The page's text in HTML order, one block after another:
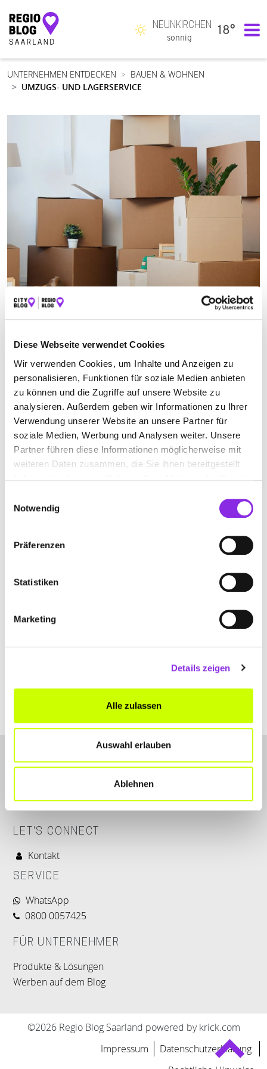
Diese Webseite verwendet Cookies
Wir verwenden Cookies, um Inhalte und Anzeigen zu
personalisieren, Funktionen für soziale Medien anbieten
zu können und die Zugriffe auf unsere Website zu
analysieren. Außerdem geben wir Informationen zu Ihrer
Verwendung unserer Website an unsere Partner für
soziale Medien, Werbung und Analysen weiter. Unsere
Partner führen diese Informationen möglicherweise mit
weiteren Daten zusammen, die Sie ihnen bereitgestellt
Notwendig
Präferenzen
Statistiken
Marketing
Details zeigen
Alle zulassen
Auswahl erlauben
Ablehnen
Hauptnavigation
NEUNKIRCHEN
sonnig
18°
UNTERNEHMEN ENTDECKEN
BAUEN & WOHNEN
UMZUGS- UND LAGERSERVICE
Suchen nach
Finden
ALLE MERZIG SAARBRÜCKEN
Am Buchenhain 4
LET'S CONNECT
Kontakt
SERVICE
WhatsApp
0800 0057425
FÜR UNTERNEHMER
Produkte & Lösungen
Werben auf dem Blog
©2026 Regio Blog Saarland powered by krick.com
Impressum
Datenschutzerklärung